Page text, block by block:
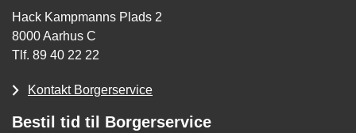
Hack Kampmanns Plads 2
8000 Aarhus C
Tlf. 89 40 22 22
Kontakt Borgerservice
Bestil tid til Borgerservice